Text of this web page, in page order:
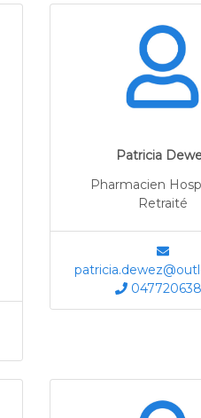
Patricia
Pharmacien
Retraité